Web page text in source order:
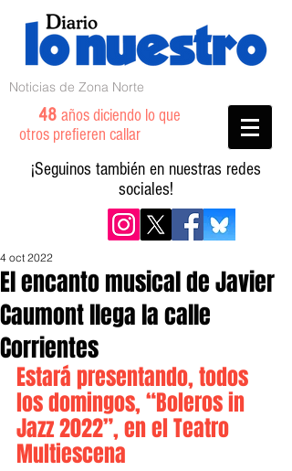
Noticias de Zona Norte
48 años diciendo lo que
otros prefieren callar
¡Seguinos también en nuestras redes
sociales!
El encanto musical de Javier
Caumont llega la calle
Corrientes
4 oct 2022
Estará presentando, todos
los domingos, “Boleros in
Jazz 2022”, en el Teatro
Multiescena